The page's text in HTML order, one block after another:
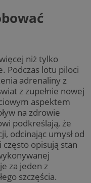
niż tylko
Podczas lotu piloci
adrenaliny z
z zupełnie nowej
aspektem
na zdrowie
podkreślają, że
odcinając umysł od
opisują stan
za jeden z
szczęścia.